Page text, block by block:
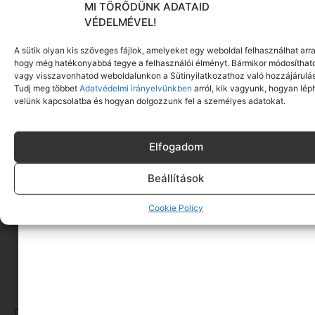
MI TÖRŐDÜNK ADATAID
VÉDELMÉVEL!
A sütik olyan kis szöveges fájlok, amelyeket egy weboldal felhasználhat
hogy még hatékonyabbá tegye a felhasználói élményt. Bármikor
vagy visszavonhatod weboldalunkon a Sütinyilatkozathoz való
Tudj meg többet Adatvédelmi irányelvünkben arról, kik vagyunk, hogyan
velünk kapcsolatba és hogyan dolgozzunk fel a személyes adatokat.
Elfogadom
Beállítások
Cookie Policy
Na most akkor: válassz egy
fogadalmat. És csináljuk meg
együtt. És ne feledd, még akkor
is, ha elmulasztottad a január
1-jei kezdést, simán el
kezdheted január 7-én.